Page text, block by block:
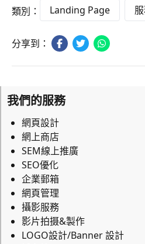
類別： Landing Page
分享到：
我們的服務
網頁設計
網上商店
SEM線上推廣
SEO優化
企業郵箱
網頁管理
攝影服務
影片拍摄&製作
LOGO設計/Banner 設計